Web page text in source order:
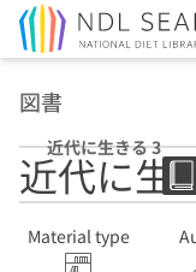
図書
近代に生きる 3
近代に生
Material type